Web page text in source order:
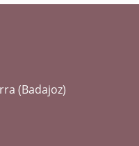
(Badajoz)